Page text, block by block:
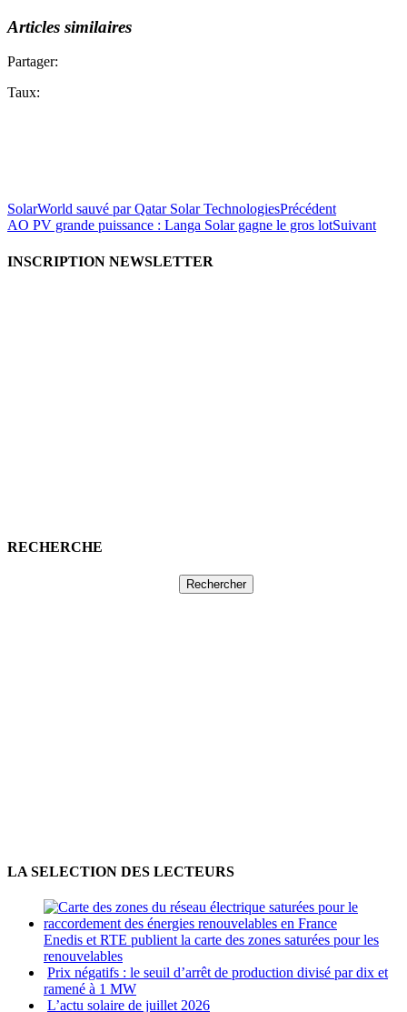
Articles similaires
Partager:
Taux:
SolarWorld sauvé par Qatar Solar TechnologiesPrécédent
AO PV grande puissance : Langa Solar gagne le gros lotSuivant
INSCRIPTION NEWSLETTER
RECHERCHE
LA SELECTION DES LECTEURS
Enedis et RTE publient la carte des zones saturées pour les
renouvelables
Prix négatifs : le seuil d’arrêt de production divisé par dix et
ramené à 1 MW
L’actu solaire de juillet 2026